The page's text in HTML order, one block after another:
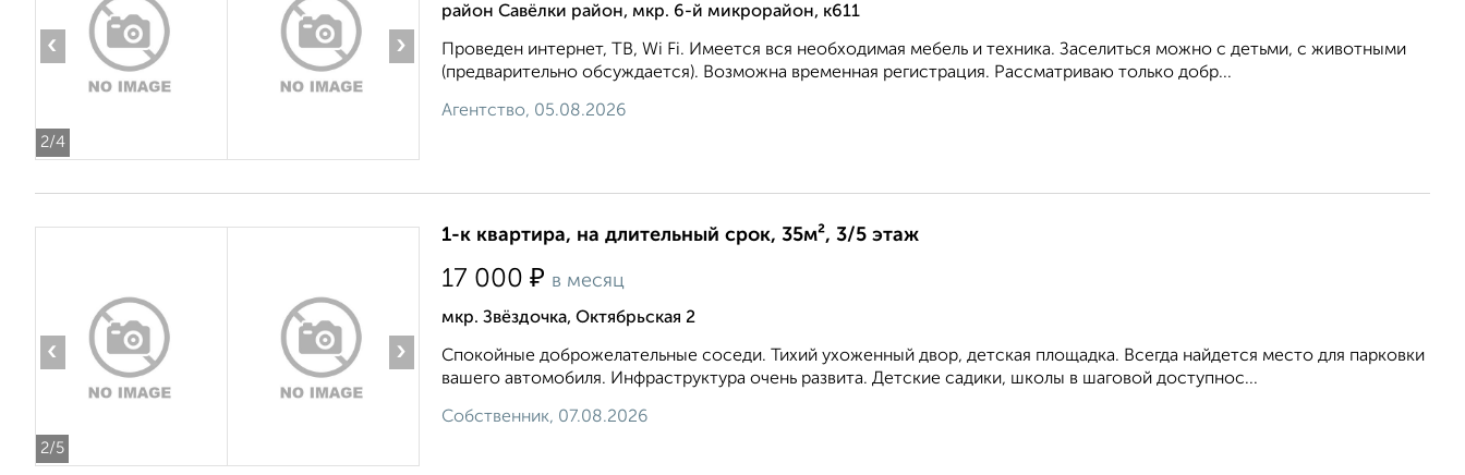
2/4
‹ ›
район Савёлки район, мкр. 6-й микрорайон, к611
Проведен интернет, ТВ, Wi Fi. Имеется вся необходимая мебель и техника. Заселиться можно с детьми, с животными
(предварительно обсуждается). Возможна временная регистрация. Рассматриваю только добр...
Агентство, 05.08.2026
2/5
‹ ›
1-к квартира, на длительный срок, 35м², 3/5 этаж
17 000 ₽ в месяц
мкр. Звёздочка, Октябрьская 2
Спокойные доброжелательные соседи. Тихий ухоженный двор, детская площадка. Всегда найдется место для парковки
вашего автомобиля. Инфраструктура очень развита. Детские садики, школы в шаговой доступнос...
Собственник, 07.08.2026